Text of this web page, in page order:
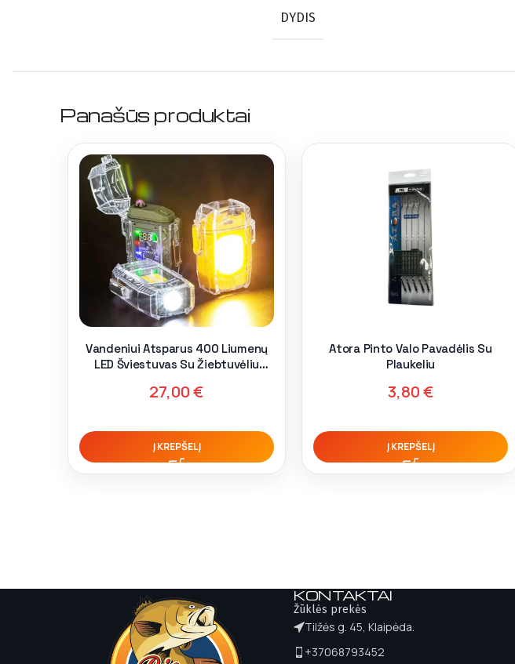
DYDIS
Panašūs produktai
Vandeniui Atsparus 400 Liumenų
LED Šviestuvas Su Žiebtuvėliu
27,00€
Į KREPŠELĮ
Atora Pinto Valo Pavadėlis Su
Plaukeliu
3,80€
Į KREPŠELĮ
KONTAKTAI
Žūklės prekės
Tilžės g. 45, Klaipėda.
+37068793452